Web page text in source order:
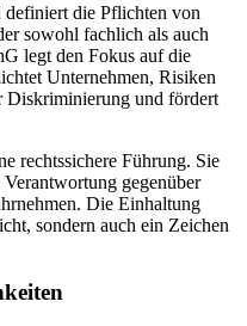
die Pflichten von
sowohl fachlich als auch
legt den Fokus auf die
Unternehmen, Risiken
Diskriminierung und fördert
rechtssichere Führung. Sie
gegenüber
Die Einhaltung
sondern auch ein Zeichen